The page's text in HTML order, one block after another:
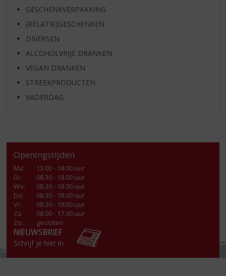
GESCHENKVERPAKKING
(RELATIE)GESCHENKEN
DIVERSEN
ALCOHOLVRIJE DRANKEN
VEGAN DRANKEN
STREEKPRODUCTEN
VADERDAG
Openingstijden
Ma:
13.00 - 18.00 uur
Di:
08.30 - 18.00 uur
Wo:
08.30 - 18.00 uur
Do:
08.30 - 18.00 uur
Vr:
08.30 - 18:00 uur
Za:
08.00 - 17.00 uur
Zo:
gesloten
NIEUWSBRIEF
Schrijf je hier in